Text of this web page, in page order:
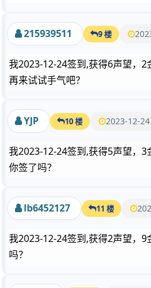
215939511 9 楼
我2023-12-24签到,获得6声望，2
再来试试手气吧？
YJP 10 楼 2023-12-
我2023-12-24签到,获得5声望，3
你签了吗？
lb6452127 11 楼
我2023-12-24签到,获得2声望，9
吗？